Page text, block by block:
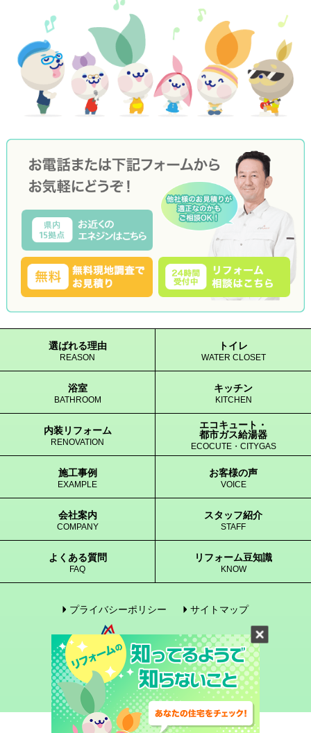
選ばれる理由
REASON
トイレ
WATER CLOSET
浴室
BATHROOM
キッチン
KITCHEN
内装リフォーム
RENOVATION
エコキュート・
都市ガス給湯器
ECOCUTE・CITYGAS
施工事例
EXAMPLE
お客様の声
VOICE
会社案内
COMPANY
スタッフ紹介
STAFF
よくある質問
FAQ
リフォーム豆知識
KNOW
プライバシーポリシー サイトマップ
© 2005-2017 enegene Co., Ltd. All Rights Reserved.